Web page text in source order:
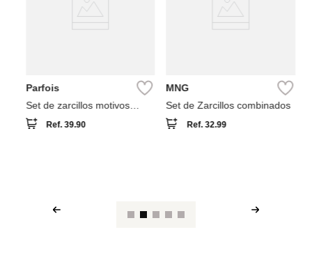
Parfois
Set de zarcillos motivos
cósmicos baño de oro 18k
Ref.39.90
MNG
Set de Zarcillos combinados
Ref.32.99